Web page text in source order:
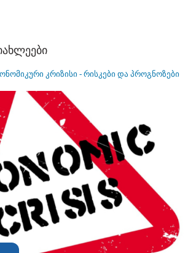
კრიზისი - რისკები და პროგნოზები